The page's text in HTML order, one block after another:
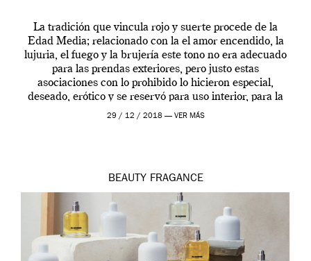
La tradición que vincula rojo y suerte procede de la
Edad Media; relacionado con la el amor encendido, la
lujuria, el fuego y la brujería este tono no era adecuado
para las prendas exteriores, pero justo estas
asociaciones con lo prohibido lo hicieron especial,
deseado, erótico y se reservó para uso interior, para la
ropa […]
29 / 12 / 2018 — VER MÁS
BEAUTY FRAGANCE